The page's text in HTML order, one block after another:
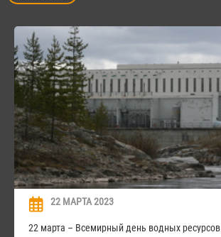
22 МАРТА 2023
22 марта – Всемирный день водных ресурсов